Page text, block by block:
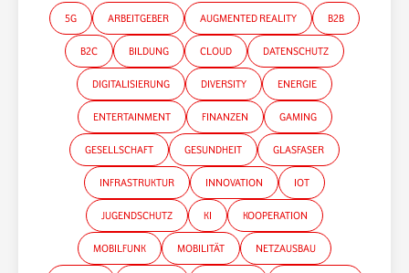
5G ARBEITGEBER AUGMENTED REALITY B2B
B2C BILDUNG CLOUD DATENSCHUTZ
DIGITALISIERUNG DIVERSITY ENERGIE
ENTERTAINMENT FINANZEN GAMING
GESELLSCHAFT GESUNDHEIT GLASFASER
INFRASTRUKTUR INNOVATION IOT
JUGENDSCHUTZ KI KOOPERATION
MOBILFUNK MOBILITÄT NETZAUSBAU